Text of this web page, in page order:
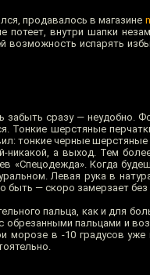
продавалось в магазине
потеет, внутри шапки
возможность испарять
забыть сразу — неудобно.
Тонкие шерстяные
тонкие черные шерстяные
никакой, а выход. Тем
«Спецодежда». Когда
Левая рука в
быть — скоро замерзает
пальца, как и для
обрезанными пальцами и
морозе в -10 градусов уже